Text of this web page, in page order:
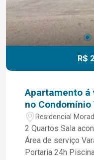
R$
Apartamento á
no Condomínio
Residencial
2 Quartos Sala
Área de serviço Varanda
Portaria 24h